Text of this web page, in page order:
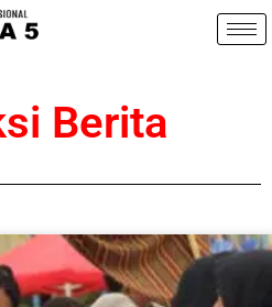
Berita